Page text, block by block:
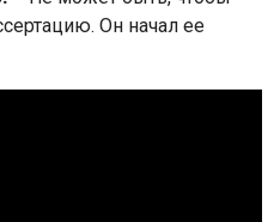
Он начал ее